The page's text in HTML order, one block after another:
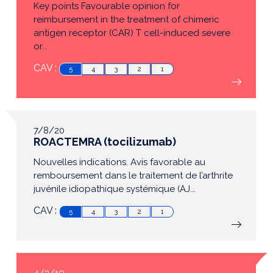
Key points Favourable opinion for
reimbursement in the treatment of chimeric
antigen receptor (CAR) T cell-induced severe
or...
CAV : 5 4 3 2 1
7/8/20
ROACTEMRA (tocilizumab)
Nouvelles indications. Avis favorable au
remboursement dans le traitement de l’arthrite
juvénile idiopathique systémique (AJ...
CAV : 5 4 3 2 1